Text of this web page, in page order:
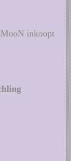
inkoopt